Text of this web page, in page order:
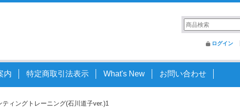
ログイン
内 特定商取引法表示 What's New お問い合わせ
ティングトレーニング(石川道子ver.)1